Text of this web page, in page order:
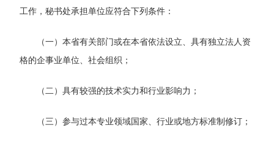
工作，秘书处承担单位应符合下列条件：
（一）本省有关部门或在本省依法设立、具有独立法人资
格的企事业单位、社会组织；
（二）具有较强的技术实力和行业影响力；
（三）参与过本专业领域国家、行业或地方标准制修订；